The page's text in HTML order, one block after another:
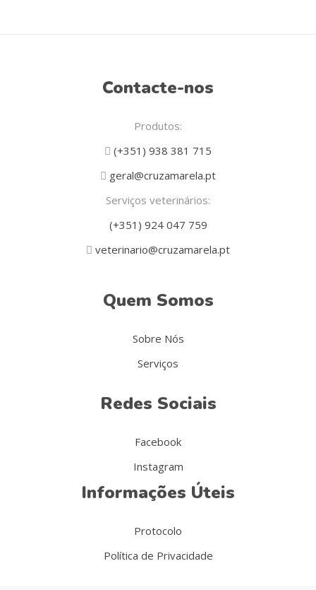
Contacte-nos
Produtos:
(+351) 938 381 715
geral@cruzamarela.pt
Serviços veterinários:
(+351) 924 047 759
veterinario@cruzamarela.pt
Quem Somos
Sobre Nós
Serviços
Redes Sociais
Facebook
Instagram
Informações Úteis
Protocolo
Política de Privacidade